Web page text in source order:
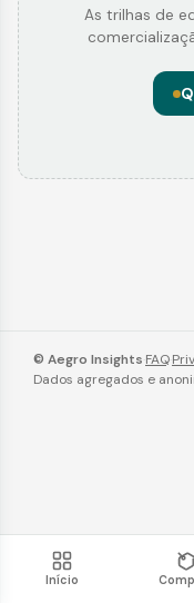
As trilhas de
© Aegro Insights·FAQ·
Dados agregados e
Início